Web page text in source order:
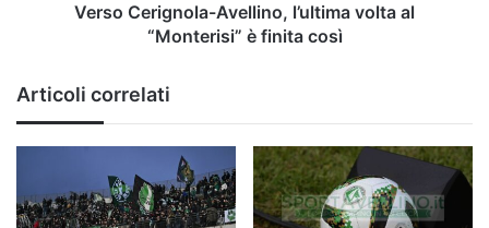
Verso Cerignola-Avellino, l’ultima volta al
“Monterisi” è finita così
Articoli correlati